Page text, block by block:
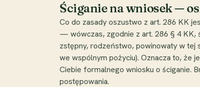
Ściganie na wniosek —
Co do zasady oszustwo z art. 286 KK
— wówczas, zgodnie z art. 286 § 4 KK,
zstępny, rodzeństwo, powinowaty w tej
we wspólnym pożyciu). Oznacza to, że
Ciebie formalnego wniosku o ściganie.
postępowania.